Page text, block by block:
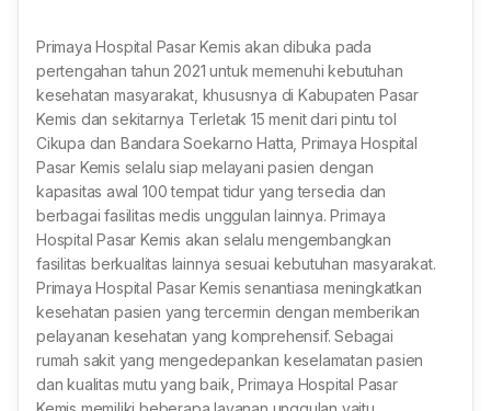
Primaya Hospital Pasar Kemis akan dibuka pada
pertengahan tahun 2021 untuk memenuhi kebutuhan
kesehatan masyarakat, khususnya di Kabupaten Pasar
Kemis dan sekitarnya Terletak 15 menit dari pintu tol
Cikupa dan Bandara Soekarno Hatta, Primaya Hospital
Pasar Kemis selalu siap melayani pasien dengan
kapasitas awal 100 tempat tidur yang tersedia dan
berbagai fasilitas medis unggulan lainnya. Primaya
Hospital Pasar Kemis akan selalu mengembangkan
fasilitas berkualitas lainnya sesuai kebutuhan masyarakat.
Primaya Hospital Pasar Kemis senantiasa meningkatkan
kesehatan pasien yang tercermin dengan memberikan
pelayanan kesehatan yang komprehensif. Sebagai
rumah sakit yang mengedepankan keselamatan pasien
dan kualitas mutu yang baik, Primaya Hospital Pasar